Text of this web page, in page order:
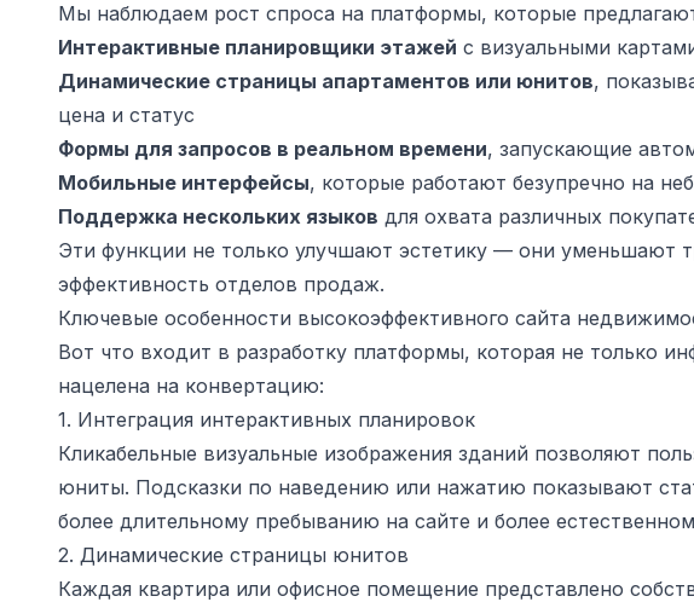
Мы наблюдаем рост спроса на платформы, которые
Интерактивные планировщики этажей с визуальными
Динамические страницы апартаментов или юнитов,
цена и статус
Формы для запросов в реальном времени, запускающие
Мобильные интерфейсы, которые работают безупречно на
Поддержка нескольких языков для охвата различных
Эти функции не только улучшают эстетику — они уменьшают
эффективность отделов продаж.
Ключевые особенности высокоэффективного сайта
Вот что входит в разработку платформы, которая не только
нацелена на конвертацию:
1. Интеграция интерактивных планировок
Кликабельные визуальные изображения зданий позволяют
юниты. Подсказки по наведению или нажатию показывают
более длительному пребыванию на сайте и более
2. Динамические страницы юнитов
Каждая квартира или офисное помещение представлено